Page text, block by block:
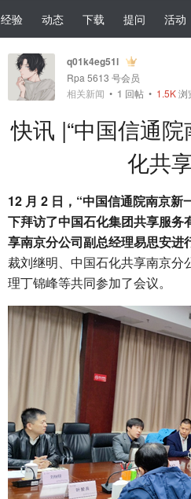
经验 动态 下载 提问 活动
q01k4eg51l
Rpa 5613 号会员
相关新闻 • 1 回帖 • 1.5K浏
快讯 |“中国信通
化共
12 月 2 日，“中国信通院南京
下拜访了中国石化集团共享服
享南京分公司副总经理易思安进
裁刘继明、中国石化共享南京分
理丁锦峰等共同参加了会议。